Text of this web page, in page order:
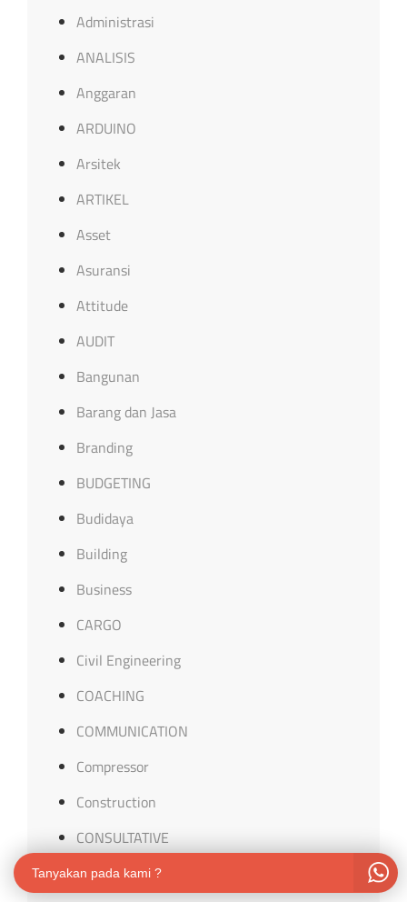
Administrasi
ANALISIS
Anggaran
ARDUINO
Arsitek
ARTIKEL
Asset
Asuransi
Attitude
AUDIT
Bangunan
Barang dan Jasa
Branding
BUDGETING
Budidaya
Building
Business
CARGO
Civil Engineering
COACHING
COMMUNICATION
Compressor
Construction
CONSULTATIVE
Contracts
Tanyakan pada kami ?